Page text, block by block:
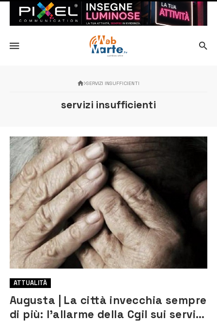
SERVIZI INSUFFICIENTI
servizi insufficienti
ATTUALITÀ
Augusta | La città invecchia sempre
di più: l’allarme della Cgil sui servizi